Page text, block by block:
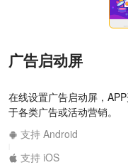
广告启动屏
在线设置广告启动屏，
于各类广告或活动营销。
支持 Android
支持 iOS